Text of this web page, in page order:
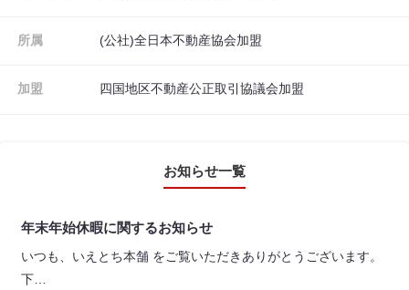
お知らせ一覧
年末年始休暇に関するお知らせ
いつも、いえとち本舗 をご覧いただきありがとうございます。
下…
所属 (公社)全日本不動産協会加盟
加盟 四国地区不動産公正取引協議会加盟